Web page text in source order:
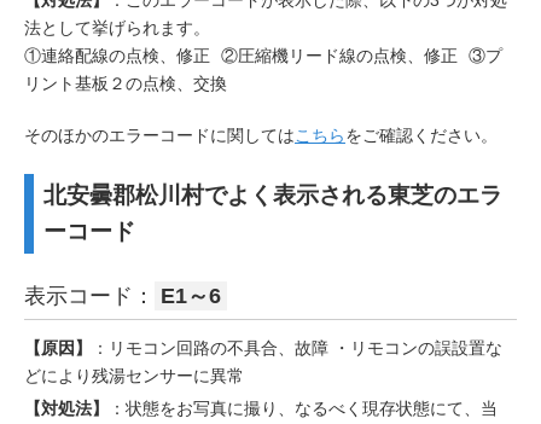
法として挙げられます。
①連絡配線の点検、修正 ②圧縮機リード線の点検、修正 ③プ
リント基板２の点検、交換
そのほかのエラーコードに関してはこちらをご確認ください。
北安曇郡松川村でよく表示される東芝のエラ
ーコード
表示コード： E1～6
【原因】
：リモコン回路の不具合、故障 ・リモコンの誤設置な
どにより残湯センサーに異常
【対処法】
：状態をお写真に撮り、なるべく現存状態にて、当